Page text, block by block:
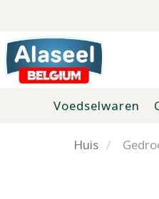
Voedselwaren
Huis